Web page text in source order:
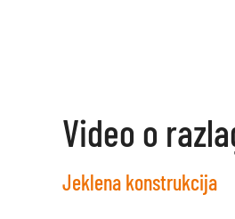
Video o
Jeklena konstrukcija